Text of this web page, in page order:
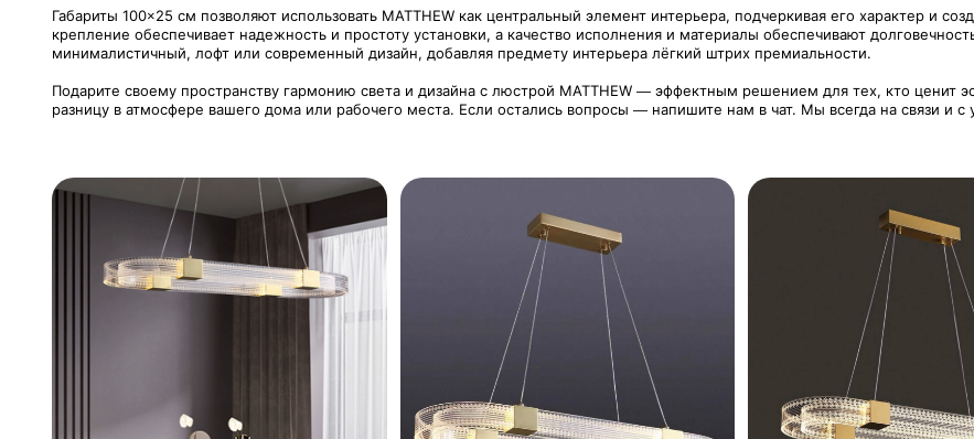
Габариты 100×25 см позволяют использовать MATTHEW как центральный элемент интерьера, подчеркивая его характер и
крепление обеспечивает надежность и простоту установки, а качество исполнения и материалы обеспечивают
минималистичный, лофт или современный дизайн, добавляя предмету интерьера лёгкий штрих премиальности.
Подарите своему пространству гармонию света и дизайна с люстрой MATTHEW — эффектным решением для тех, кто ценит
разницу в атмосфере вашего дома или рабочего места. Если остались вопросы — напишите нам в чат. Мы всегда на связи и